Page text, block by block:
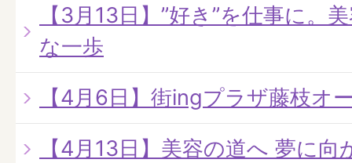
【3月13日】”好き”を仕事に。
な一歩
【4月6日】街ingプラザ藤枝オ
【4月13日】美容の道へ 夢に